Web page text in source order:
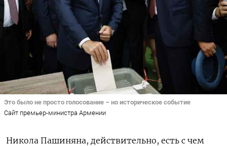
Это было не просто голосование – но историческое событие
Сайт премьер-министра Армении
Никола Пашиняна, действительно, есть с чем